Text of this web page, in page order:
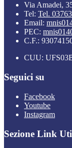
Via Amadei,
Tel: Tel.
Email:
PEC:
C.F.:
CUU:
Seguici su
Facebook
Youtube
Instagram
Sezione Link